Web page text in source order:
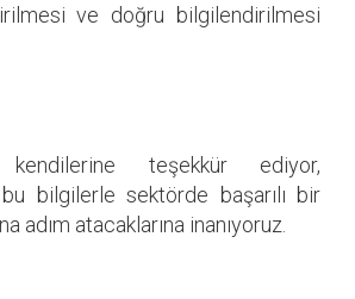
ve doğru bilgilendirilmesi
teşekkür ediyor,
bilgilerle sektörde başarılı bir
adım atacaklarına inanıyoruz.